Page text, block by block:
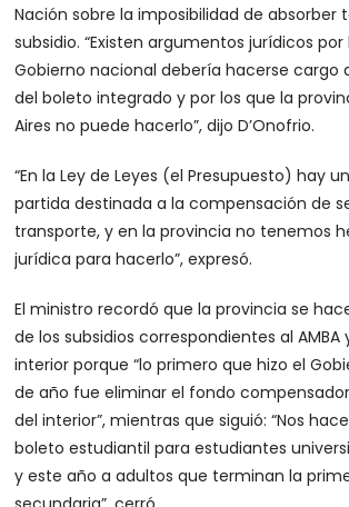
Nación sobre la imposibilidad de absorber
subsidio. “Existen argumentos jurídicos por
Gobierno nacional debería hacerse cargo
del boleto integrado y por los que la
Aires no puede hacerlo”, dijo D’Onofrio.
“En la Ley de Leyes (el Presupuesto) hay
partida destinada a la compensación de
transporte, y en la provincia no tenemos
jurídica para hacerlo”, expresó.
El ministro recordó que la provincia se
de los subsidios correspondientes al
interior porque “lo primero que hizo el
de año fue eliminar el fondo
del interior”, mientras que siguió: “Nos
boleto estudiantil para estudiantes
y este año a adultos que terminan la